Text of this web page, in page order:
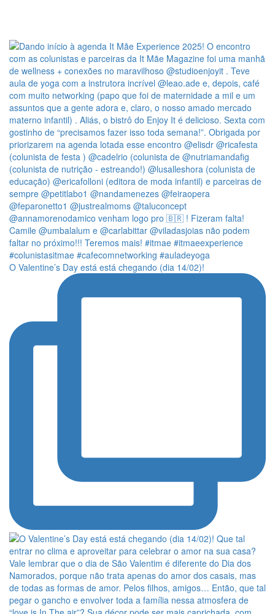
O Valentine’s Day está está chegando (dia 14/02)!